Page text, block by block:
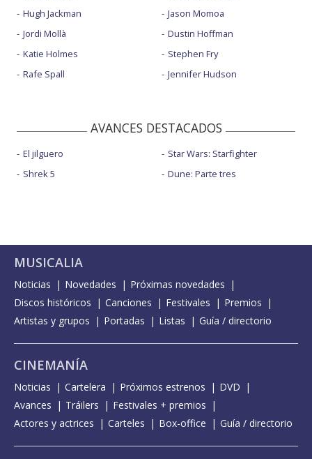
Hugh Jackman
Jordi Mollà
Katie Holmes
Rafe Spall
Jason Momoa
Dustin Hoffman
Stephen Fry
Jennifer Hudson
AVANCES DESTACADOS
El jilguero
Shrek 5
Star Wars: Starfighter
Dune: Parte tres
MUSICALIA
Noticias Novedades
Próximas novedades
Discos históricos
Canciones Festivales
Premios
Artistas y grupos
Portadas Listas Guía / directorio
CINEMANÍA
Noticias Cartelera Próximos estrenos
DVD
Avances
Tráilers
Festivales + premios
Actores y actrices
Carteles Box-office Guía / directorio